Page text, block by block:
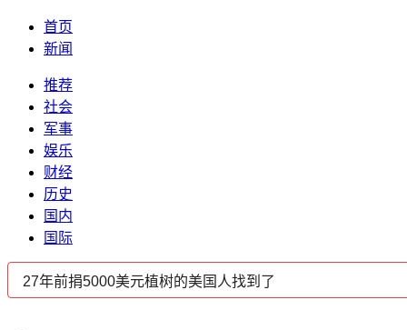
首页
新闻
推荐
社会
军事
娱乐
财经
历史
国内
国际